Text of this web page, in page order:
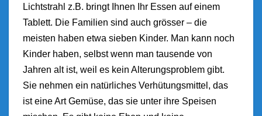
Lichtstrahl z.B. bringt Ihnen Ihr Essen auf einem
Tablett. Die Familien sind auch grösser – die
meisten haben etwa sieben Kinder. Man kann noch
Kinder haben, selbst wenn man tausende von
Jahren alt ist, weil es kein Alterungsproblem gibt.
Sie nehmen ein natürliches Verhütungsmittel, das
ist eine Art Gemüse, das sie unter ihre Speisen